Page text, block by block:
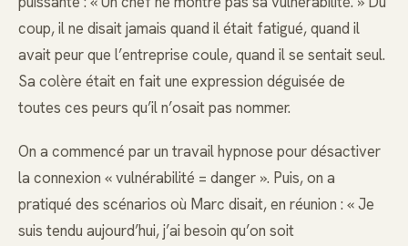
coup, il ne disait jamais quand il était fatigué, quand il
avait peur que l’entreprise coule, quand il se sentait seul.
Sa colère était en fait une expression déguisée de
toutes ces peurs qu’il n’osait pas nommer.
On a commencé par un travail hypnose pour désactiver
la connexion « vulnérabilité = danger ». Puis, on a
pratiqué des scénarios où Marc disait, en réunion : « Je
suis tendu aujourd’hui, j’ai besoin qu’on soit